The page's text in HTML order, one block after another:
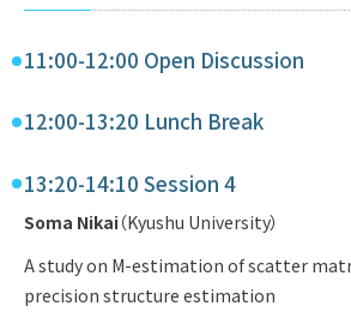
11:00-12:00 Open Discussion
12:00-13:20 Lunch Break
13:20-14:10 Session 4
Soma Nikai（Kyushu University）
A study on M-estimation of scatter
precision structure estimation